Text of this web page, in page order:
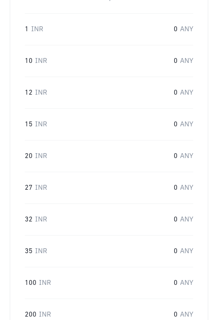
1 INR 0 ANY
10 INR 0 ANY
12 INR 0 ANY
15 INR 0 ANY
20 INR 0 ANY
27 INR 0 ANY
32 INR 0 ANY
35 INR 0 ANY
100 INR 0 ANY
200 INR 0 ANY